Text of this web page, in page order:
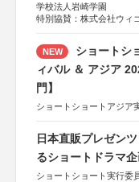
学校法人岩崎学園
特別協賛：株式会社ウィ
NEW
ショートシ
ィバル ＆ アジア
門】
ショートショートアジア
日本直販プレゼン
るショートドラマ
ショートショート実行委